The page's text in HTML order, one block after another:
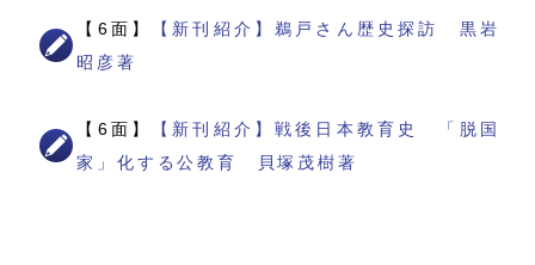
【6面】
【新刊紹介】鵜戸さん歴史探訪 黒岩
昭彦著
【6面】
【新刊紹介】戦後日本教育史 「脱国
家」化する公教育 貝塚茂樹著